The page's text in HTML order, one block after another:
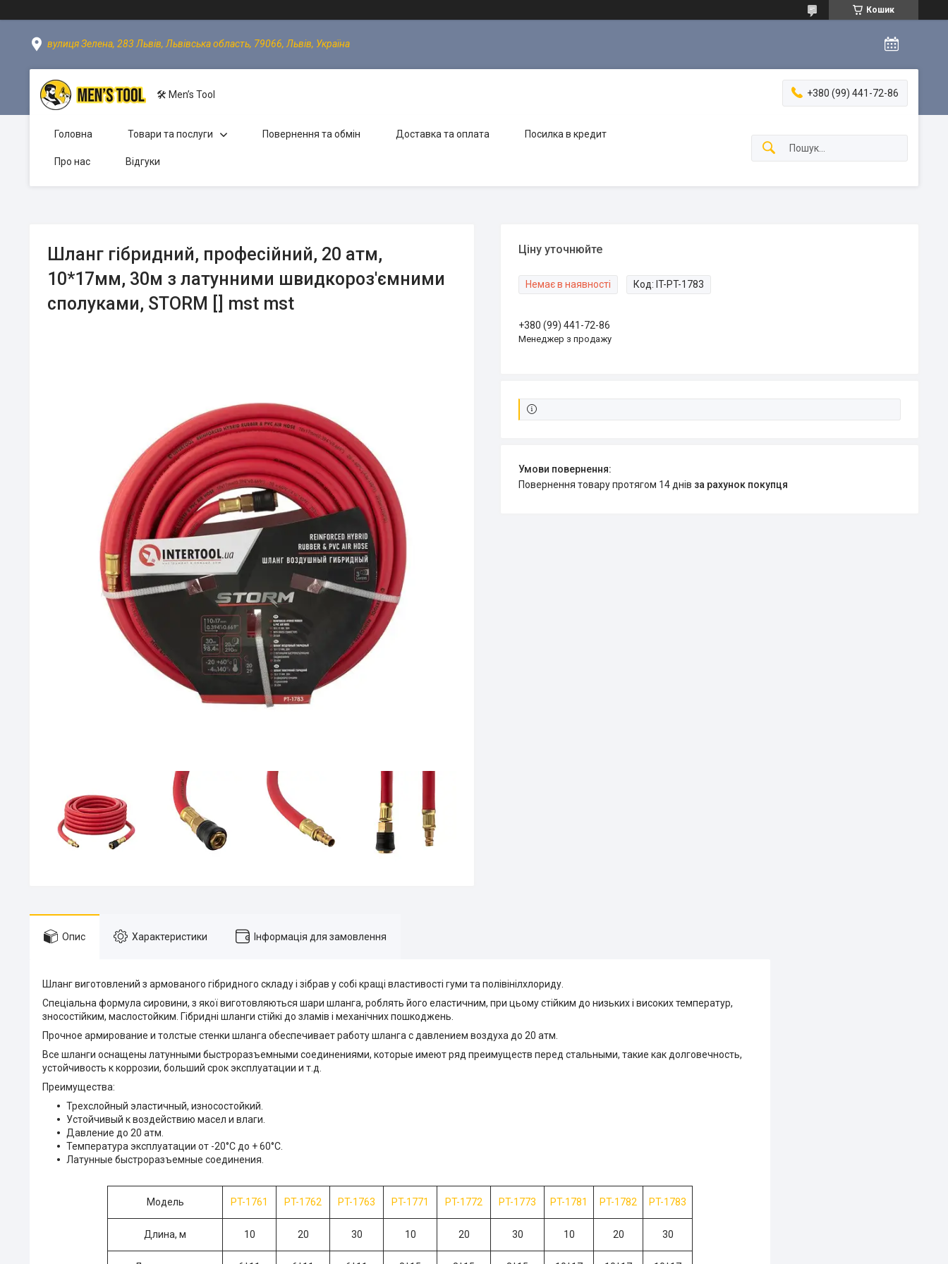
Кошик
вулиця Зелена, 283 Львів, Львівська область, 79066, Львів, Україна
🛠 Men’s Tool +380 (99) 441-72-86
Головна Товари та послуги Повернення та обмін Доставка та оплата Посилка в кредит
Про нас Відгуки
Шланг гібридний, професійний, 20 атм,
10*17мм, 30м з латунними швидкороз'ємними
сполуками, STORM [] mst mst
Ціну уточнюйте
Немає в наявності Код: IT-PT-1783
+380 (99) 441-72-86
Менеджер з продажу
повернення товару протягом 14 днів за рахунок покупця
Опис Характеристики Інформація для замовлення
Шланг виготовлений з армованого гібридного складу і зібрав у собі кращі властивості гуми та полівінілхлориду.
Спеціальна формула сировини, з якої виготовляються шари шланга, роблять його еластичним, при цьому стійким до низьких і високих температур,
зносостійким, маслостойким. Гібридні шланги стійкі до зламів і механічних пошкоджень.
Прочное армирование и толстые стенки шланга обеспечивает работу шланга с давлением воздуха до 20 атм.
Все шланги оснащены латунными быстроразъемными соединениями, которые имеют ряд преимуществ перед стальными, такие как долговечность,
устойчивость к коррозии, больший срок эксплуатации и т.д.
Преимущества:
Трехслойный эластичный, износостойкий.
Устойчивый к воздействию масел и влаги.
Давление до 20 атм.
Температура эксплуатации от -20°С до + 60°С.
Латунные быстроразъемные соединения.
Модель PT-1761 PT-1762 PT-1763 PT-1771 PT-1772 PT-1773 PT-1781 PT-1782 PT-1783
Длина, м 10 20 30 10 20 30 10 20 30